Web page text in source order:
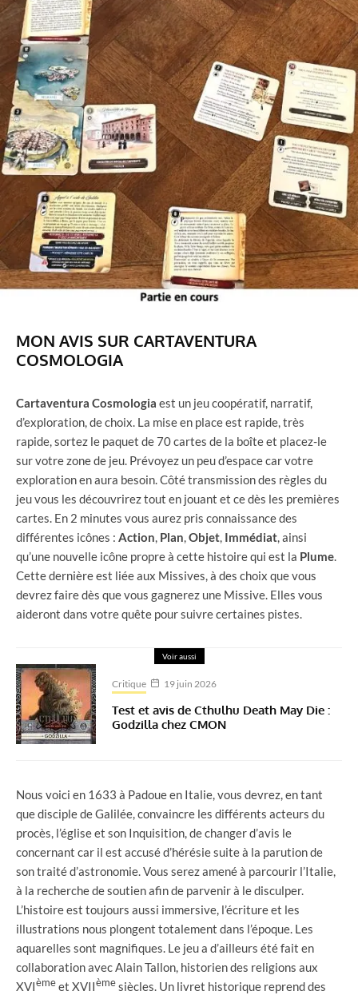
MON AVIS SUR CARTAVENTURA
COSMOLOGIA
Cartaventura Cosmologia est un jeu coopératif, narratif,
d’exploration, de choix. La mise en place est rapide, très
rapide, sortez le paquet de 70 cartes de la boîte et placez-le
sur votre zone de jeu. Prévoyez un peu d’espace car votre
exploration en aura besoin. Côté transmission des règles du
jeu vous les découvrirez tout en jouant et ce dès les premières
cartes. En 2 minutes vous aurez pris connaissance des
différentes icônes : Action, Plan,Objet, Immédiat, ainsi
qu’une nouvelle icône propre à cette histoire qui est la Plume.
Cette dernière est liée aux Missives, à des choix que vous
devrez faire dès que vous gagnerez une Missive. Elles vous
aideront dans votre quête pour suivre certaines pistes.
Voir aussi
Critique 19 juin 2026
Test et avis de Cthulhu Death May Die :
Godzilla chez CMON
Nous voici en 1633 à Padoue en Italie, vous devrez, en tant
que disciple de Galilée, convaincre les différents acteurs du
procès, l’église et son Inquisition, de changer d’avis le
concernant car il est accusé d’hérésie suite à la parution de
son traité d’astronomie. Vous serez amené à parcourir l’Italie,
à la recherche de soutien afin de parvenir à le disculper.
L’histoire est toujours aussi immersive, l’écriture et les
illustrations nous plongent totalement dans l’époque. Les
aquarelles sont magnifiques. Le jeu a d’ailleurs été fait en
collaboration avec Alain Tallon, historien des religions aux
XVIème et XVIIème siècles. Un livret historique reprend des